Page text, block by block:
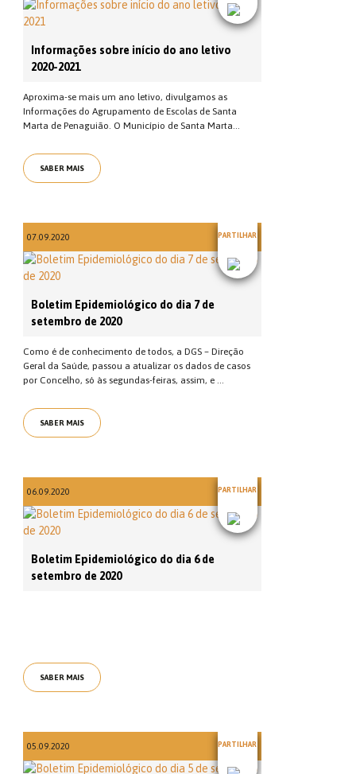
Informações sobre início do ano letivo
2020-2021
Aproxima-se mais um ano letivo, divulgamos as
Informações do Agrupamento de Escolas de Santa
Marta de Penaguião. O Município de Santa Marta...
SABER MAIS
07.09.2020 PARTILHAR
Boletim Epidemiológico do dia 7 de
setembro de 2020
Como é de conhecimento de todos, a DGS – Direção
Geral da Saúde, passou a atualizar os dados de casos
por Concelho, só às segundas-feiras, assim, e ...
SABER MAIS
06.09.2020 PARTILHAR
Boletim Epidemiológico do dia 6 de
setembro de 2020
SABER MAIS
05.09.2020 PARTILHAR